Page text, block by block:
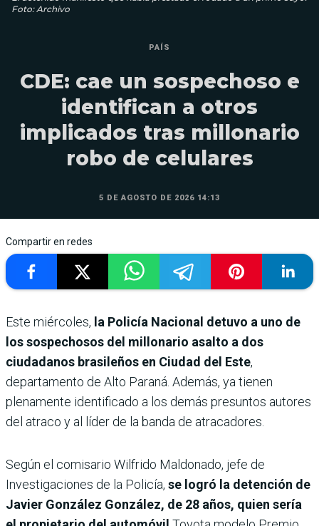
Foto: Archivo
PAÍS
CDE: cae un sospechoso e
identifican a otros
implicados tras millonario
robo de celulares
5 DE AGOSTO DE 2026 14:13
Compartir en redes
Este miércoles, la Policía Nacional detuvo a uno de
los sospechosos del millonario asalto a dos
ciudadanos brasileños en Ciudad del Este,
departamento de Alto Paraná. Además, ya tienen
plenamente identificado a los demás presuntos autores
del atraco y al líder de la banda de atracadores.
Según el comisario Wilfrido Maldonado, jefe de
Investigaciones de la Policía, se logró la detención de
Javier González González, de 28 años, quien sería